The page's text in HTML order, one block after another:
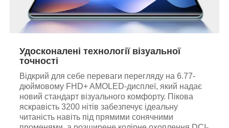
Удосконалені технології візуальної
точності
Відкрий для себе переваги перегляду на 6.77-
дюймовому FHD+ AMOLED-дисплеї, який надає
новий стандарт візуального комфорту. Пікова
яскравість 3200 нітів забезпечує ідеальну
читаність навіть під прямими сонячними